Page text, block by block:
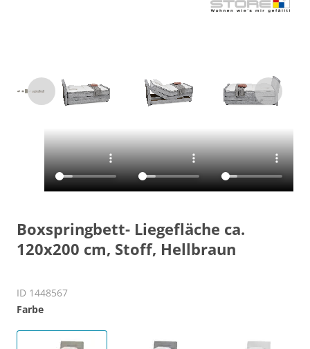
Boxspringbett- Liegefläche ca.
120x200 cm, Stoff, Hellbraun
ID 1448567
Farbe